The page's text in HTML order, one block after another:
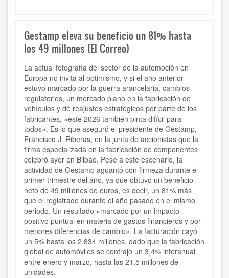
Gestamp eleva su beneficio un 81% hasta
los 49 millones (El Correo)
La actual fotografía del sector de la automoción en
Europa no invita al optimismo, y si el año anterior
estuvo marcado por la guerra arancelaria, cambios
regulatorios, un mercado plano en la fabricación de
vehículos y de reajustes estratégicos por parte de los
fabricantes, «este 2026 también pinta difícil para
todos». Es lo que aseguró el presidente de Gestamp,
Francisco J. Riberas, en la junta de accionistas que la
firma especializada en la fabricación de componentes
celebró ayer en Bilbao. Pese a este escenario, la
actividad de Gestamp aguantó con firmeza durante el
primer trimestre del año, ya que obtuvo un beneficio
neto de 49 millones de euros, es decir, un 81% más
que el registrado durante el año pasado en el mismo
periodo. Un resultado «marcado por un impacto
positivo puntual en materia de gastos financieros y por
menores diferencias de cambio». La facturación cayó
un 5% hasta los 2.834 millones, dado que la fabricación
global de automóviles se contrajo un 3,4% interanual
entre enero y marzo, hasta las 21,5 millones de
unidades.